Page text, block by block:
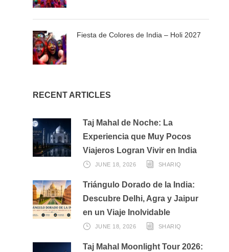
Fiesta de Colores de India – Holi 2027
RECENT ARTICLES
Taj Mahal de Noche: La
Experiencia que Muy Pocos
Viajeros Logran Vivir en India
JUNE 18, 2026 SHARIQ
Triángulo Dorado de la India:
Descubre Delhi, Agra y Jaipur
en un Viaje Inolvidable
JUNE 18, 2026 SHARIQ
Taj Mahal Moonlight Tour 2026:
Después del desayuno, realizaremos el registro de salida
del hotel y nos trasladaremos al Parque Nacional
Kaziranga. Este sitio, declarado Patrimonio de la
Humanidad, es famoso por albergar al gran rinoceronte
indio de un cuerno; el paisaje de Kaziranga se compone
de densos bosques, altos pastizales de hierba elefante,
profundas.
DÍA 06: PARQUE NACIONAL KAZIRANGA
de elefante; esta es la mejor manera de contemplar el
vigor y el encanto de la fascinante vida silvestre del
parque. Regreso al complejo turístico para el desayuno.
A media mañana, exploraremos el Centro de Orquídeas
de Kaziranga. Por la tarde, realizaremos un safari en
jeep. Alojamiento en el hotel.